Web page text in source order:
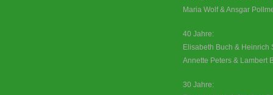
Maria Wolf & Ansgar
40 Jahre:
Elisabeth Buch & Heinrich
Annette Peters & Lambert
30 Jahre: